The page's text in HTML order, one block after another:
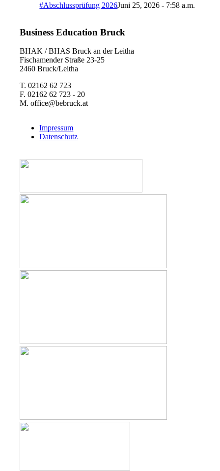
#Abschlussprüfung 2026Juni 25, 2026 - 7:58 a.m.
Business Education Bruck
BHAK / BHAS Bruck an der Leitha
Fischamender Straße 23-25
2460 Bruck/Leitha
T. 02162 62 723
F. 02162 62 723 - 20
M. office@bebruck.at
Impressum
Datenschutz